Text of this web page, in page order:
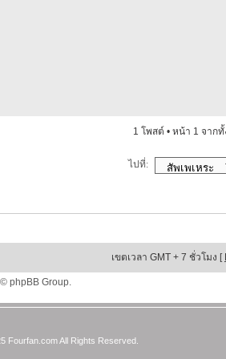
1 โพสต์ • หน้า 1 จาก
ไปที่:
เขตเวลา GMT + 7 ชั่วโมง [
phpBB Group.
Fourfan.com All Rights Reserved.